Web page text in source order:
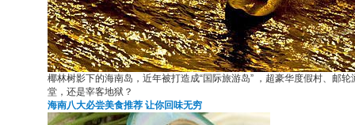
椰林树影下的海南岛，近年被打造成“国际旅游岛” ，超豪华度假村、邮
堂，还是宰客地狱？
海南八大必尝美食推荐 让你回味无穷